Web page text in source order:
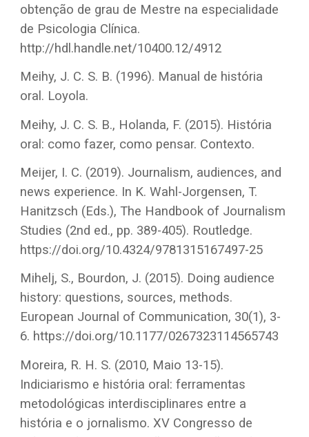
obtenção de grau de Mestre na especialidade
de Psicologia Clínica.
http://hdl.handle.net/10400.12/4912
Meihy, J. C. S. B. (1996). Manual de história
oral. Loyola.
Meihy, J. C. S. B., Holanda, F. (2015). História
oral: como fazer, como pensar. Contexto.
Meijer, I. C. (2019). Journalism, audiences, and
news experience. In K. Wahl-Jorgensen, T.
Hanitzsch (Eds.), The Handbook of Journalism
Studies (2nd ed., pp. 389-405). Routledge.
https://doi.org/10.4324/9781315167497-25
Mihelj, S., Bourdon, J. (2015). Doing audience
history: questions, sources, methods.
European Journal of Communication, 30(1), 3-
6. https://doi.org/10.1177/0267323114565743
Moreira, R. H. S. (2010, Maio 13-15).
Indiciarismo e história oral: ferramentas
metodológicas interdisciplinares entre a
história e o jornalismo. XV Congresso de